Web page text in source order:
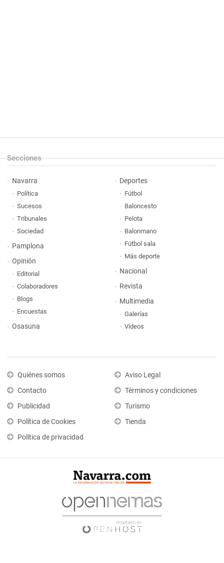
Secciones
Navarra
Política
Sucesos
Tribunales
Sociedad
Pamplona
Opinión
Editorial
Colaboradores
Blogs
Encuestas
Osasuna
Deportes
Fútbol
Baloncesto
Pelota
Balonmano
Fútbol sala
Más deporte
Nacional
Revista
Multimedia
Galerías
Vídeos
Quiénes somos
Contacto
Publicidad
Política de Cookies
Política de privacidad
Aviso Legal
Términos y condiciones
Turismo
Tienda